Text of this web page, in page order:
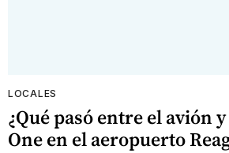
LOCALES
¿Qué pasó entre el avión
One en el aeropuerto